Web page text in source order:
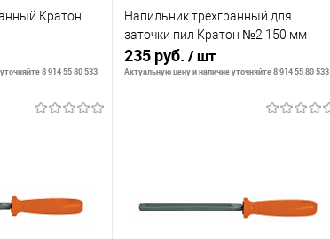
Кратон
8 914 55 80 533
В наличии
Напильник трехгранный для
заточки пил Кратон №2 150 мм
235 руб. / шт
Актуальную цену и наличие уточняйте 8 914 55 80 533
В избранное
В наличии